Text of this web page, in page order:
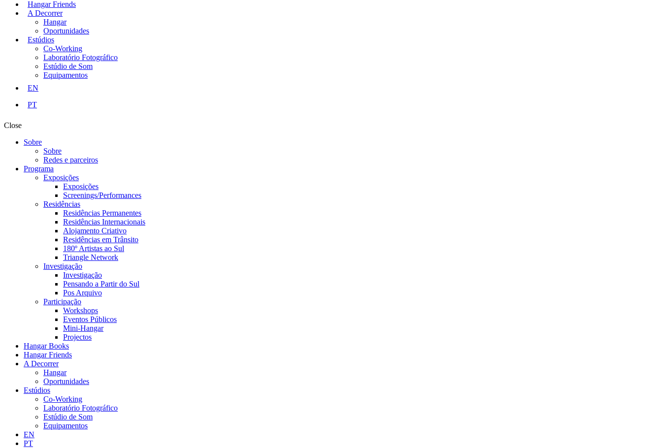
Hangar Friends
A Decorrer
Hangar
Oportunidades
Estúdios
Co-Working
Laboratório Fotográfico
Estúdio de Som
Equipamentos
EN
PT
Close
Sobre
Sobre
Redes e parceiros
Programa
Exposições
Exposições
Screenings/Performances
Residências
Residências Permanentes
Residências Internacionais
Alojamento Criativo
Residências em Trânsito
180º Artistas ao Sul
Triangle Network
Investigação
Investigação
Pensando a Partir do Sul
Pos Arquivo
Participação
Workshops
Eventos Públicos
Mini-Hangar
Projectos
Hangar Books
Hangar Friends
A Decorrer
Hangar
Oportunidades
Estúdios
Co-Working
Laboratório Fotográfico
Estúdio de Som
Equipamentos
EN
PT